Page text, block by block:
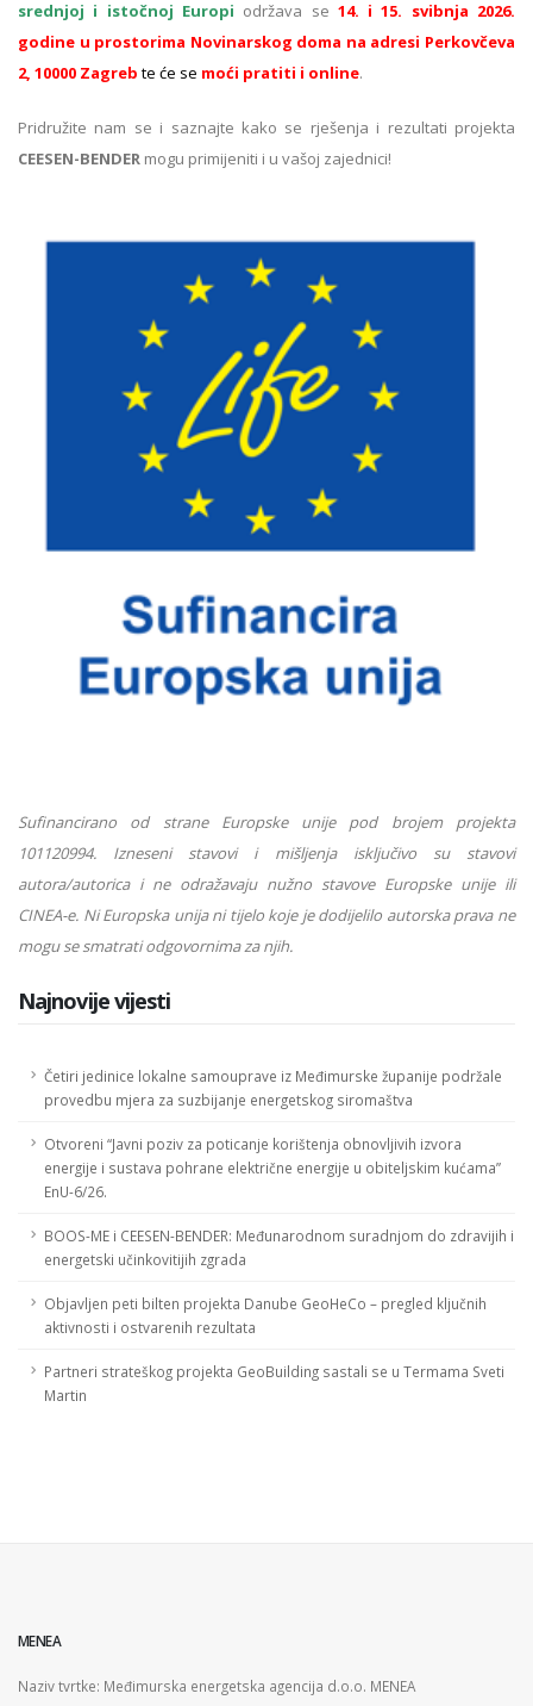
srednjoj i istočnoj Europi održava se 14. i 15. svibnja 2026.
godine u prostorima Novinarskog doma na adresi Perkovčeva
2, 10000 Zagreb te će se moći pratiti i online.
Pridružite nam se i saznajte kako se rješenja i rezultati projekta
CEESEN-BENDER mogu primijeniti i u vašoj zajednici!
Sufinancirano od strane Europske unije pod brojem projekta
101120994. Izneseni stavovi i mišljenja isključivo su stavovi
autora/autorica i ne odražavaju nužno stavove Europske unije ili
CINEA-e. Ni Europska unija ni tijelo koje je dodijelilo autorska prava ne
mogu se smatrati odgovornima za njih.
Najnovije vijesti
Četiri jedinice lokalne samouprave iz Međimurske županije podržale
provedbu mjera za suzbijanje energetskog siromaštva
Otvoreni “Javni poziv za poticanje korištenja obnovljivih izvora
energije i sustava pohrane električne energije u obiteljskim kućama”
EnU-6/26.
BOOS-ME i CEESEN-BENDER: Međunarodnom suradnjom do zdravijih i
energetski učinkovitijih zgrada
Objavljen peti bilten projekta Danube GeoHeCo – pregled ključnih
aktivnosti i ostvarenih rezultata
Partneri strateškog projekta GeoBuilding sastali se u Termama Sveti
Martin
MENEA
Naziv tvrtke: Međimurska energetska agencija d.o.o. MENEA